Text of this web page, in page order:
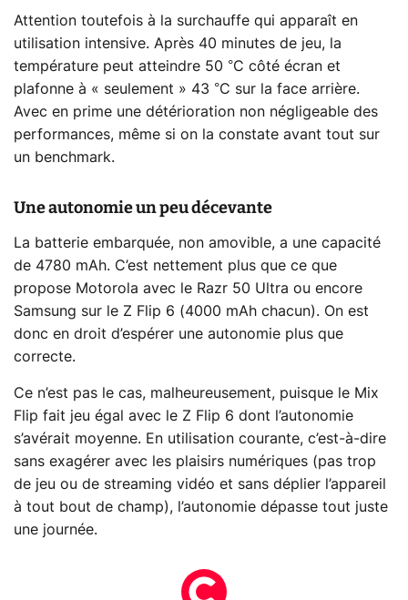
Attention toutefois à la surchauffe qui apparaît en
utilisation intensive. Après 40 minutes de jeu, la
température peut atteindre 50 °C côté écran et
plafonne à « seulement » 43 °C sur la face arrière.
Avec en prime une détérioration non négligeable des
performances, même si on la constate avant tout sur
un benchmark.
Une autonomie un peu décevante
La batterie embarquée, non amovible, a une capacité
de 4780 mAh. C’est nettement plus que ce que
propose Motorola avec le Razr 50 Ultra ou encore
Samsung sur le Z Flip 6 (4000 mAh chacun). On est
donc en droit d’espérer une autonomie plus que
correcte.
Ce n’est pas le cas, malheureusement, puisque le Mix
Flip fait jeu égal avec le Z Flip 6 dont l’autonomie
s’avérait moyenne. En utilisation courante, c’est-à-dire
sans exagérer avec les plaisirs numériques (pas trop
de jeu ou de streaming vidéo et sans déplier l’appareil
à tout bout de champ), l’autonomie dépasse tout juste
une journée.